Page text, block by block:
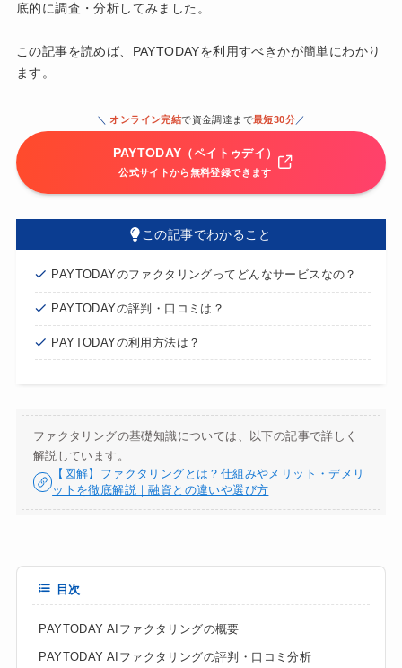
底的に調査・分析してみました。
この記事を読めば、PAYTODAYを利用すべきかが簡単にわかり
ます。
＼ オンライン完結で資金調達まで最短30分 ／
PAYTODAY （ペイトゥデイ）
公式サイトから無料登録できます
この記事でわかること
PAYTODAYのファクタリングってどんなサービスなの？
PAYTODAYの評判・口コミは？
PAYTODAYの利用方法は？
ファクタリングの基礎知識については、以下の記事で詳しく
解説しています。
【図解】ファクタリングとは？仕組みやメリット・デメリ
ットを徹底解説｜融資との違いや選び方
目次
PAYTODAY AIファクタリングの概要
PAYTODAY AIファクタリングの評判・口コミ分析